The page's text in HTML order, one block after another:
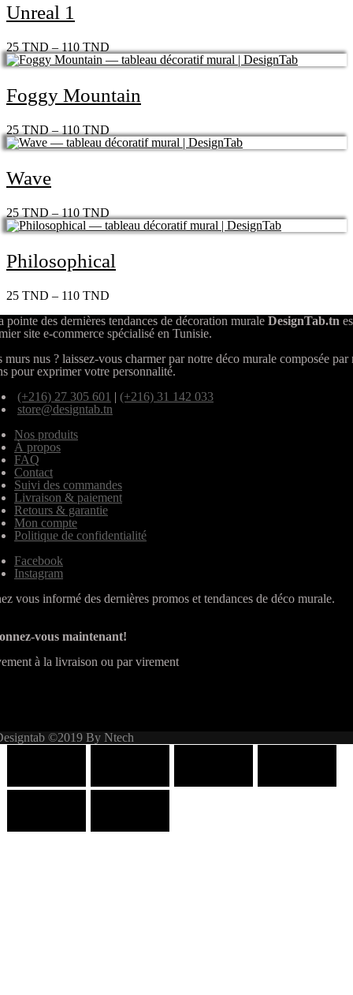
Unreal 1
25TND–110TND
Foggy Mountain
25TND–110TND
Wave
25TND–110TND
Philosophical
25 TND – 110 TND
pointe des dernières tendances de décoration murale DesignTab.tn
site e-commerce spécialisé en Tunisie.
murs nus ? laissez-vous charmer par notre déco murale composée par
pour exprimer votre personnalité.
(+216) 27 305 601 | (+216) 31 142 033
store@designtab.tn
Nos produits
À propos
FAQ
Contact
Suivi des commandes
Livraison & paiement
Retours & garantie
Mon compte
Politique de confidentialité
Facebook
Instagram
vous informé des dernières promos et tendances de déco murale.
vous maintenant!
à la livraison ou par virement
©2019 By Ntech